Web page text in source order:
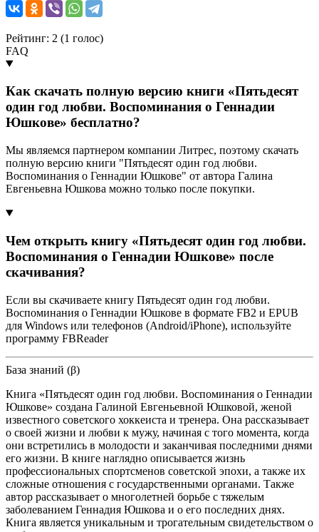
Рейтинг: 2 (1 голос)
FAQ
Как скачать полную версию книги «Пятьдесят
один год любви. Воспоминания о Геннадии
Юшкове» бесплатно?
Мы являемся партнером компании Литрес, поэтому скачать
полную версию книги "Пятьдесят один год любви.
Воспоминания о Геннадии Юшкове" от автора Галина
Евгеньевна Юшкова можно только после покупки.
Чем открыть книгу «Пятьдесят один год любви.
Воспоминания о Геннадии Юшкове» после
скачивания?
Если вы скачиваете книгу Пятьдесят один год любви.
Воспоминания о Геннадии Юшкове в формате FB2 и EPUB
для Windows или телефонов (Android/iPhone), используйте
программу FBReader
База знаний (β)
Книга «Пятьдесят один год любви. Воспоминания о Геннадии
Юшкове» создана Галиной Евгеньевной Юшковой, женой
известного советского хоккеиста и тренера. Она рассказывает
о своей жизни и любви к мужу, начиная с того момента, когда
они встретились в молодости и заканчивая последними днями
его жизни. В книге наглядно описывается жизнь
профессиональных спортсменов советской эпохи, а также их
сложные отношения с государственными органами. Также
автор рассказывает о многолетней борьбе с тяжелым
заболеванием Геннадия Юшкова и о его последних днях.
Книга является уникальным и трогательным свидетельством о